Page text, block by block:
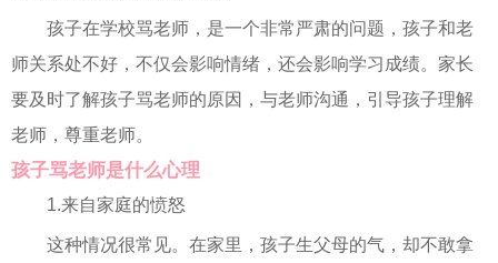
孩子在学校骂老师，是一个非常严肃的问题，孩子和老
师关系处不好，不仅会影响情绪，还会影响学习成绩。家长
要及时了解孩子骂老师的原因，与老师沟通，引导孩子理解
老师，尊重老师。
孩子骂老师是什么心理
1.来自家庭的愤怒
这种情况很常见。在家里，孩子生父母的气，却不敢拿